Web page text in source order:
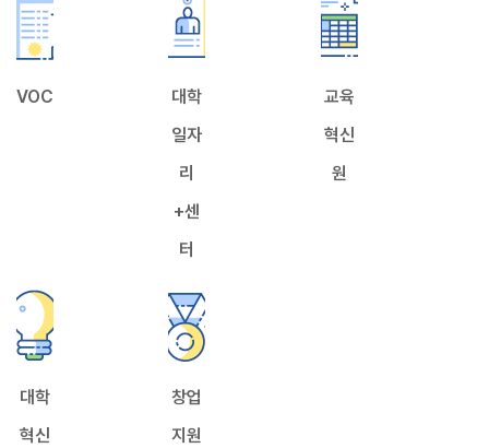
VOC
대학
일자
리
+센
터
교육
혁신
원
대학
혁신
창업
지원